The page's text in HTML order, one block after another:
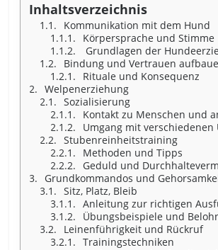
Inhaltsverzeichnis
Kommunikation mit dem Hund
Körpersprache und Stimme
Grundlagen der
Bindung und Vertrauen
Rituale und Konsequenz
Welpenerziehung
Sozialisierung
Kontakt zu Menschen und
Umgang mit verschiedenen
Stubenreinheitstraining
Methoden und Tipps
Geduld und
Grundkommandos und
Sitz, Platz, Bleib
Anleitung zur richtigen
Übungsbeispiele und
Leinenführigkeit und Rückruf
Trainingstechniken